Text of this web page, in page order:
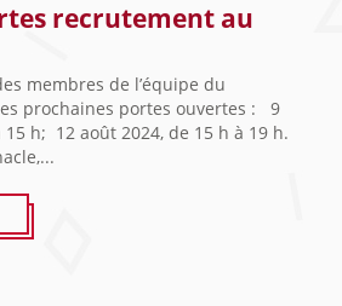
recrutement au
membres de l’équipe du
prochaines portes ouvertes : 9
h; 12 août 2024, de 15 h à 19 h.